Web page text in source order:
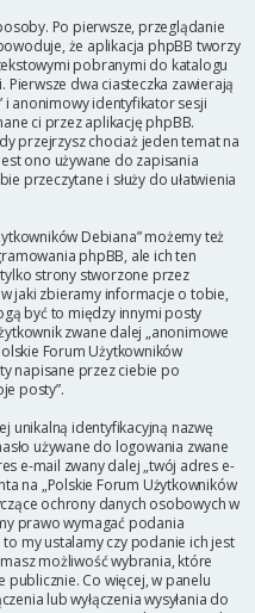
Po pierwsze, przeglądanie
że aplikacja phpBB tworzy
pobranymi do katalogu
dwa ciasteczka zawierają
i anonimowy identyfikator sesji
ci przez aplikację phpBB.
przejrzysz chociaż jeden temat na
ono używane do zapisania
przeczytane i służy do ułatwienia
Debiana” możemy też
phpBB, ale ich ten
strony stworzone przez
jaki zbieramy informacje o tobie,
być to między innymi posty
zwane dalej „anonimowe
Forum Użytkowników
napisane przez ciebie po
posty”.
unikalną identyfikacyjną nazwę
używane do logowania zwane
e-mail zwany dalej „twój adres e-
na „Polskie Forum Użytkowników
ochrony danych osobowych w
prawo wymagać podania
my ustalamy czy podanie ich jest
możliwość wybrania, które
Co więcej, w panelu
lub wyłączenia wysyłania do